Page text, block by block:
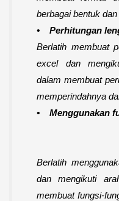
berbagai bentuk
• Perhitungan
Berlatih membuat
excel dan
dalam membuat
memperindahnya
• Menggunakan
Berlatih
dan mengikuti
membuat fungsi-